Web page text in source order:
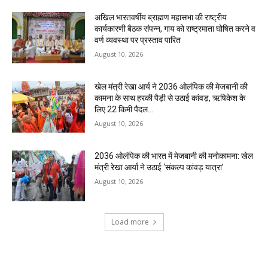
अखिल भारतवर्षीय ब्राह्मण महासभा की राष्ट्रीय
कार्यकारणी बैठक संपन्न, गाय को राष्ट्रमाता घोषित करने व
वर्ण व्यवस्था पर प्रस्ताव पारित
August 10, 2026
खेल मंत्री रेखा आर्य ने 2036 ओलंपिक की मेजबानी की
कामना के साथ हरकी पैड़ी से उठाई कांवड़, ऋषिकेश के
लिए 22 किमी पैदल...
August 10, 2026
2036 ओलंपिक की भारत में मेजबानी की मनोकामना: खेल
मंत्री रेखा आर्या ने उठाई ‘संकल्प कांवड़ यात्रा’
August 10, 2026
Load more